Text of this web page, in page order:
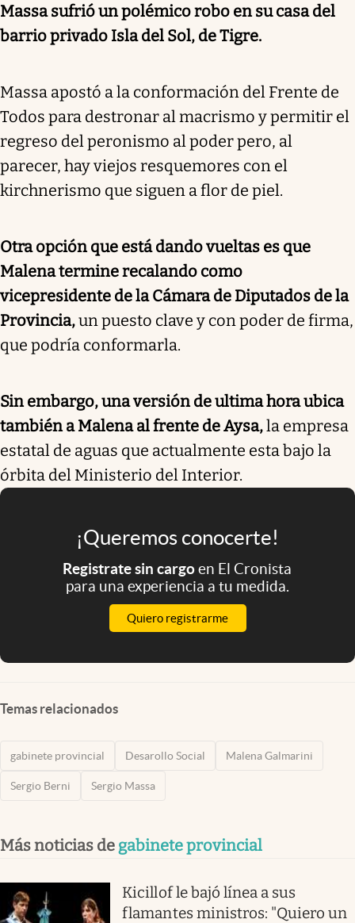
Massa sufrió un polémico robo en su casa del
barrio privado Isla del Sol, de Tigre.
Massa apostó a la conformación del Frente de
Todos para destronar al macrismo y permitir el
regreso del peronismo al poder pero, al
parecer, hay viejos resquemores con el
kirchnerismo que siguen a flor de piel.
Otra opción que está dando vueltas es que
Malena termine recalando como
vicepresidente de la Cámara de Diputados de la
Provincia,un puesto clave y con poder de firma,
que podría conformarla.
Sin embargo, una versión de ultima hora ubica
también a Malena al frente de Aysa,la empresa
estatal de aguas que actualmente esta bajo la
órbita del Ministerio del Interior.
¡Queremos conocerte!
Registrate sin cargoen El Cronista
para una experiencia a tu medida.
Quiero registrarme
Temas relacionados
gabinete provincial Desarollo Social Malena Galmarini
Sergio Berni Sergio Massa
Más noticias de gabinete provincial
Kicillof le bajó línea a sus
flamantes ministros: "Quiero un